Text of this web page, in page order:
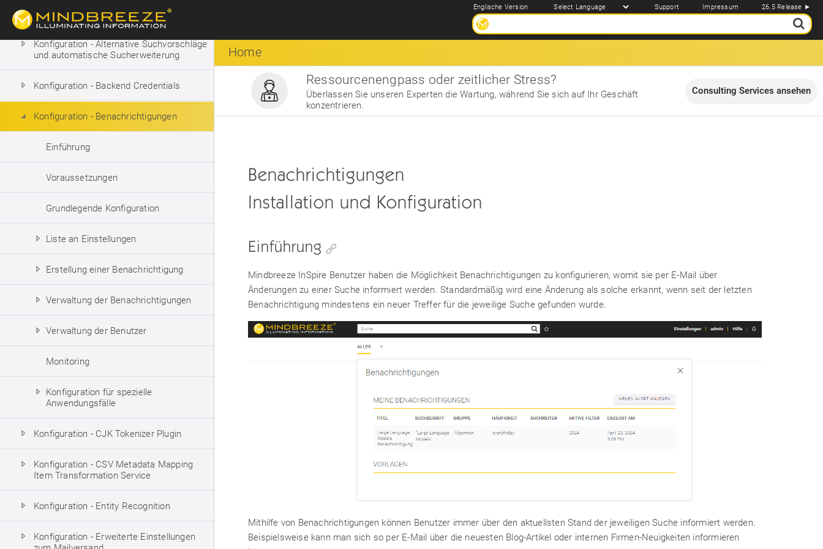
Englische Version Support Impressum 26.5 Release ►
JWT Authentifizierung
Konfiguration - Alternative Suchvorschläge
und automatische Sucherweiterung
Konfiguration - Backend Credentials
Konfiguration - Benachrichtigungen
Einführung
Voraussetzungen
Grundlegende Konfiguration
Liste an Einstellungen
Erstellung einer Benachrichtigung
Verwaltung der Benachrichtigungen
Verwaltung der Benutzer
Monitoring
Konfiguration für spezielle
Anwendungsfälle
Konfiguration - CJK Tokenizer Plugin
Konfiguration - CSV Metadata Mapping
Item Transformation Service
Konfiguration - Entity Recognition
Konfiguration - Erweiterte Einstellungen
Home
Ressourcenengpass oder zeitlicher Stress?
Überlassen Sie unseren Experten die Wartung, während Sie sich auf Ihr Geschäft
konzentrieren.
Consulting Services ansehen
Benachrichtigungen
Installation und Konfiguration
Einführung
Mindbreeze InSpire Benutzer haben die Möglichkeit Benachrichtigungen zu konfigurieren, womit sie per E-Mail über
Änderungen zu einer Suche informiert werden. Standardmäßig wird eine Änderung als solche erkannt, wenn seit der letzten
Benachrichtigung mindestens ein neuer Treffer für die jeweilige Suche gefunden wurde.
Mithilfe von Benachrichtigungen können Benutzer immer über den aktuellsten Stand der jeweiligen Suche informiert werden.
Beispielsweise kann man sich so per E-Mail über die neuesten Blog-Artikel oder internen Firmen-Neuigkeiten informieren